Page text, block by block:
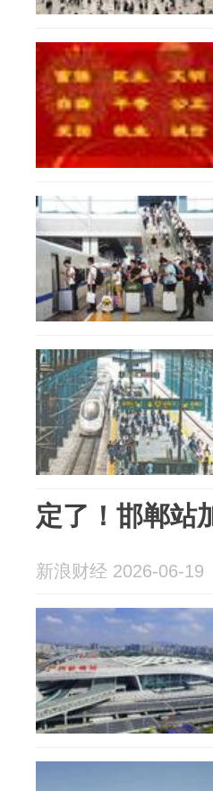
定了！邯郸站
新浪财经 2026-06-19